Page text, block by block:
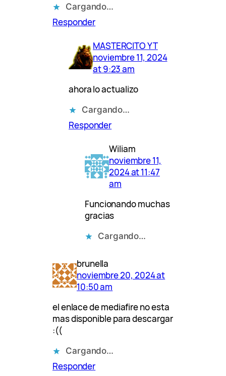
Cargando…
Responder
MASTERCITO YT
noviembre 11, 2024
at 9:23 am
ahora lo actualizo
Cargando…
Responder
Wiliam
noviembre 11,
2024 at 11:47
am
Funcionando muchas
gracias
Cargando…
brunella
noviembre 20, 2024 at
10:50 am
el enlace de mediafire no esta
mas disponible para descargar
:((
Cargando…
Responder